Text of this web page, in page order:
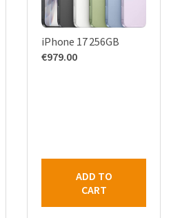
iPhone 17 256GB
€979.00
ADD TO
CART